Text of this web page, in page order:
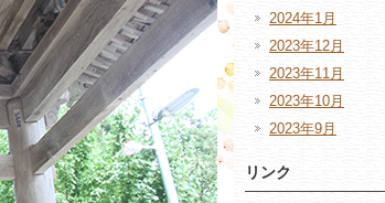
2024年1月
2023年12月
2023年11月
2023年10月
2023年9月
リンク